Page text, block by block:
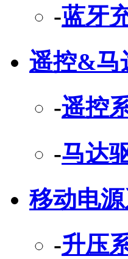
-蓝牙
遥控&马
-遥控
-马达
移动电源
-升压